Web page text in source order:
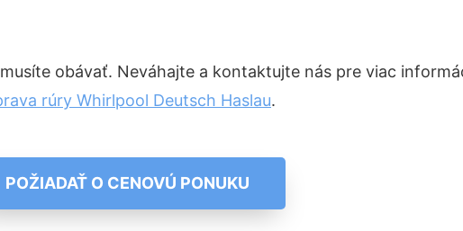
obávať. Neváhajte a kontaktujte nás pre viac
rúry Whirlpool Deutsch Haslau.
POŽIADAŤ O CENOVÚ PONUKU